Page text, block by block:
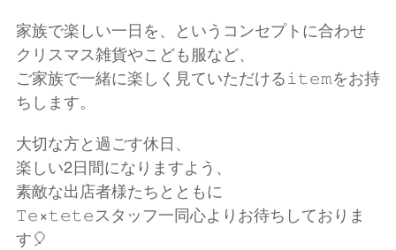
家族で楽しい一日を、というコンセプトに合わせ
クリスマス雑貨やこども服など、
ご家族で一緒に楽しく見ていただける𝚒𝚝𝚎𝚖をお持
ちします。
大切な方と過ごす休日、
楽しい2日間になりますよう、
素敵な出店者様たちとともに
𝚃𝚎×𝚝𝚎𝚝𝚎スタッフ一同心よりお待ちしておりま
す🎈